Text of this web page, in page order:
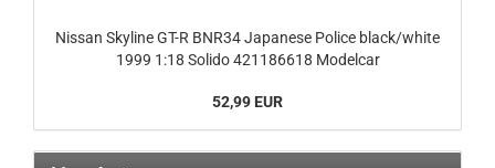
Nissan Skyline GT-R BNR34 Japanese Police black/white
1999 1:18 Solido 421186618 Modelcar
52,99 EUR